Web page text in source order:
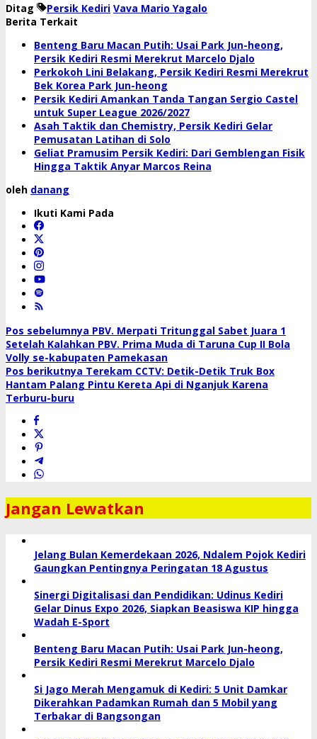
Ditag Persik Kediri Vava Mario Yagalo
Berita Terkait
Benteng Baru Macan Putih: Usai Park Jun-heong,
Persik Kediri Resmi Merekrut Marcelo Djalo
Perkokoh Lini Belakang, Persik Kediri Resmi Merekrut
Bek Korea Park Jun-heong
Persik Kediri Amankan Tanda Tangan Sergio Castel
untuk Super League 2026/2027
Asah Taktik dan Chemistry, Persik Kediri Gelar
Pemusatan Latihan di Solo
Geliat Pramusim Persik Kediri: Dari Gemblengan Fisik
Hingga Taktik Anyar Marcos Reina
oleh danang
Ikuti Kami Pada
Navigasi
pos
Pos sebelumnya PBV. Merpati Tritunggal Sabet Juara 1
Setelah Kalahkan PBV. Prima Muda di Taruna Cup II Bola
Volly se-kabupaten Pamekasan
Pos berikutnya Terekam CCTV: Detik-Detik Truk Box
Hantam Palang Pintu Kereta Api di Nganjuk Karena
Terburu-buru
Jangan Lewatkan
Jelang Bulan Kemerdekaan 2026, Ndalem Pojok Kediri
Gaungkan Pentingnya Peringatan 18 Agustus
Sinergi Digitalisasi dan Pendidikan: Udinus Kediri
Gelar Dinus Expo 2026, Siapkan Beasiswa KIP hingga
Wadah E-Sport
Benteng Baru Macan Putih: Usai Park Jun-heong,
Persik Kediri Resmi Merekrut Marcelo Djalo
Si Jago Merah Mengamuk di Kediri: 5 Unit Damkar
Dikerahkan Padamkan Rumah dan 5 Mobil yang
Terbakar di Bangsongan